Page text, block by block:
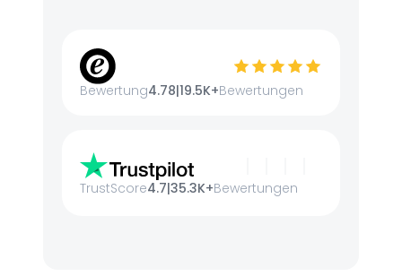
Bewertung4.78|19.5K+Bewertungen
TrustScore4.7|35.3K+Bewertungen